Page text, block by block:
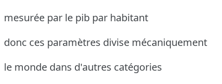
mesurée par le pib par habitant
donc ces paramètres divise mécaniquement
le monde dans d'autres catégories